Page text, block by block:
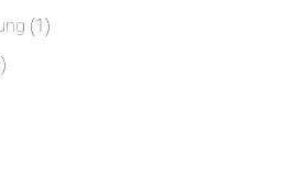
Produkte
1 1
20